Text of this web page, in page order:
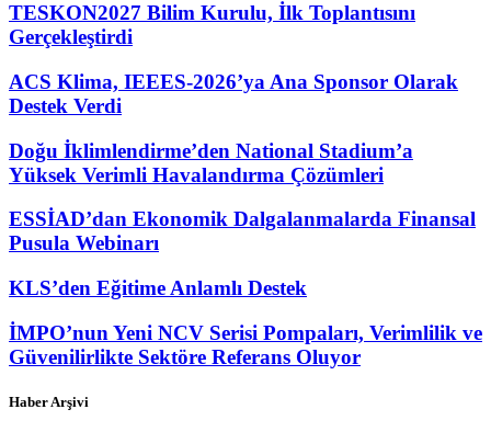
TESKON2027 Bilim Kurulu, İlk Toplantısını
Gerçekleştirdi
ACS Klima, IEEES-2026’ya Ana Sponsor Olarak
Destek Verdi
Doğu İklimlendirme’den National Stadium’a
Yüksek Verimli Havalandırma Çözümleri
ESSİAD’dan Ekonomik Dalgalanmalarda Finansal
Pusula Webinarı
KLS’den Eğitime Anlamlı Destek
İMPO’nun Yeni NCV Serisi Pompaları, Verimlilik ve
Güvenilirlikte Sektöre Referans Oluyor
Haber Arşivi